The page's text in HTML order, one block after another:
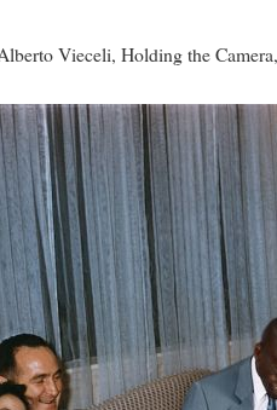
Vieceli, Holding the